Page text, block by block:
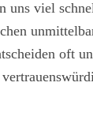
uns viel
oft